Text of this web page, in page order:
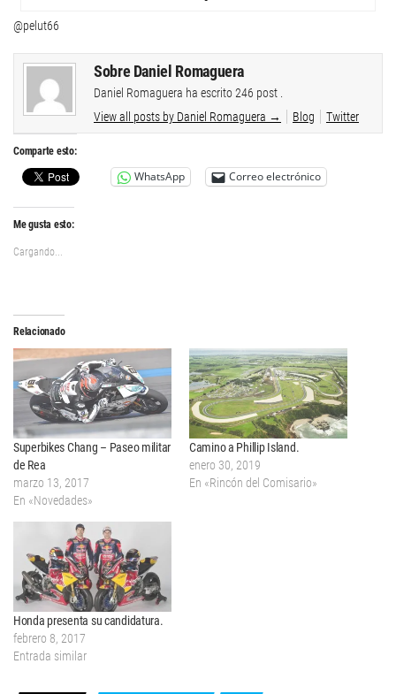
@pelut66
Sobre Daniel Romaguera
Daniel Romaguera ha escrito 246 post .
View all posts by Daniel Romaguera → Blog Twitter
Comparte esto:
WhatsApp Correo electrónico
Me gusta esto:
Cargando...
Relacionado
Superbikes Chang – Paseo militar
de Rea
marzo 13, 2017
En «Novedades»
Camino a Phillip Island.
enero 30, 2019
En «Rincón del Comisario»
Honda presenta su candidatura.
febrero 8, 2017
Entrada similar